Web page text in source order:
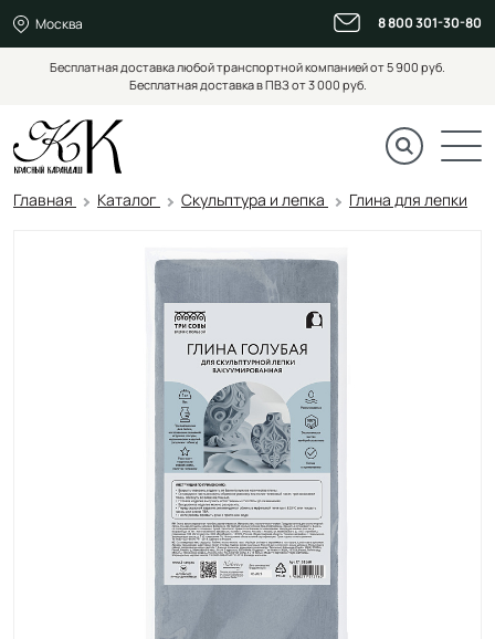
Москва 8 800 301-30-80
Бесплатная доставка любой транспортной компанией от 5 900 руб.
Бесплатная доставка в ПВЗ от 3 000 руб.
Главная Каталог Скульптура и лепка Глина для лепки